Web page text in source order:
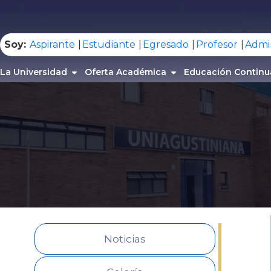
Soy: Aspirante Estudiante Egresado Profesor
La Universidad Oferta Académica Educación
Noticias